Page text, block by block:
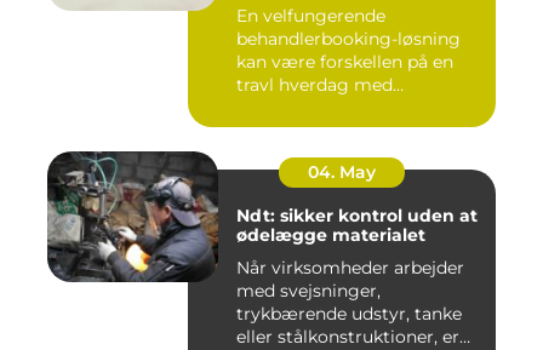
En velfungerende
behandlerbooking-løsning
kan være forskellen på en
travl hverdag med
04. May
Ndt: sikker kontrol uden at
ødelægge materialet
Når virksomheder arbejder
med svejsninger,
trykbærende udstyr, tanke
eller stålkonstruktioner, er